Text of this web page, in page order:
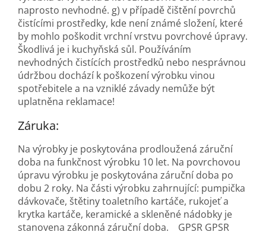
naprosto nevhodné. g) v případě čištění povrchů
čistícími prostředky, kde není známé složení, které
by mohlo poškodit vrchní vrstvu povrchové úpravy.
Škodlivá je i kuchyňská sůl. Používáním
nevhodných čistících prostředků nebo nesprávnou
údržbou dochází k poškození výrobku vinou
spotřebitele a na vzniklé závady nemůže být
uplatněna reklamace!
Záruka:
Na výrobky je poskytována prodloužená záruční
doba na funkčnost výrobku 10 let. Na povrchovou
úpravu výrobku je poskytována záruční doba po
dobu 2 roky. Na části výrobku zahrnující: pumpička
dávkovače, štětiny toaletního kartáče, rukojeť a
krytka kartáče, keramické a skleněné nádobky je
stanovena zákonná záruční doba. GPSR GPSR